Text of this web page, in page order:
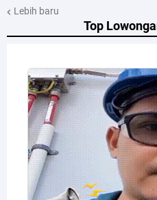
Top
Lebih baru